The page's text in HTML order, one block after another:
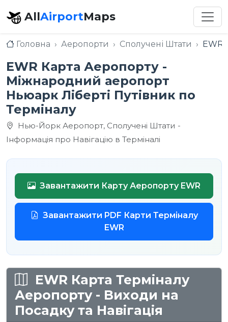
AllAirportMaps
Головна Аеропорти Сполучені Штати EWR
EWR Карта Аеропорту -
Міжнародний аеропорт
Ньюарк Ліберті Путівник по
Терміналу
Нью-Йорк Аеропорт, Сполучені Штати -
Інформація про Навігацію в Терміналі
Завантажити Карту Аеропорту EWR
Завантажити PDF Карти Терміналу
EWR
EWR Карта Терміналу
Аеропорту - Виходи на
Посадку та Навігація